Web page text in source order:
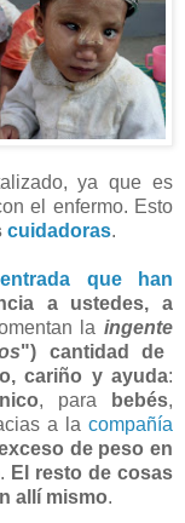
ya que es
el enfermo. Esto
cuidadoras.
que han
a ustedes, a
la ingente
") cantidad de
cariño y ayuda:
, para bebés,
a la compañía
de peso en
El resto de cosas
allí mismo.